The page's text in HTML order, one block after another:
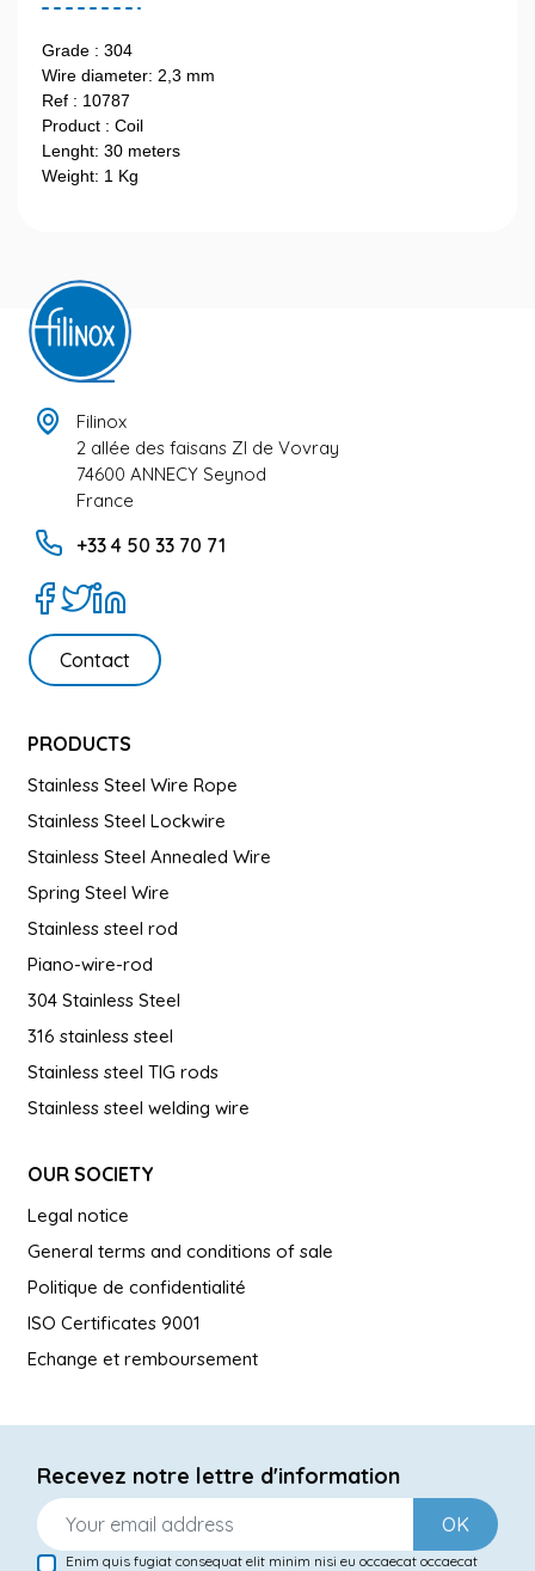
Grade : 304
Wire diameter: 2,3 mm
Ref : 10787
Product : Coil
Lenght: 30 meters
Weight: 1 Kg
Filinox
2 allée des faisans ZI de Vovray
74600 ANNECY Seynod
France
+33 4 50 33 70 71
Contact
PRODUCTS
Stainless Steel Wire Rope
Stainless Steel Lockwire
Stainless Steel Annealed Wire
Spring Steel Wire
Stainless steel rod
Piano-wire-rod
304 Stainless Steel
316 stainless steel
Stainless steel TIG rods
Stainless steel welding wire
OUR SOCIETY
Legal notice
General terms and conditions of sale
Politique de confidentialité
ISO Certificates 9001
Echange et remboursement
Recevez notre lettre d'information
OK
Enim quis fugiat consequat elit minim nisi eu occaecat occaecat